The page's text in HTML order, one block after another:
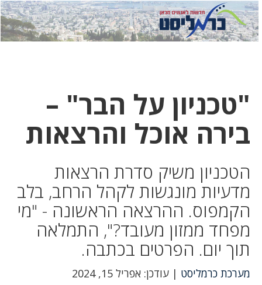
לחץ
כאן
לחץ
כדי
"טכניון על הבר" –
בירה אוכל והרצאות
הטכניון משיק סדרת הרצאות
מדעיות מונגשות לקהל הרחב, בלב
הקמפוס. ההרצאה הראשונה - "מי
מפחד ממזון מעובד?", התמלאה
תוך יום. הפרטים בכתבה.
מערכת כרמליסט | עודכן: אפריל 15, 2024